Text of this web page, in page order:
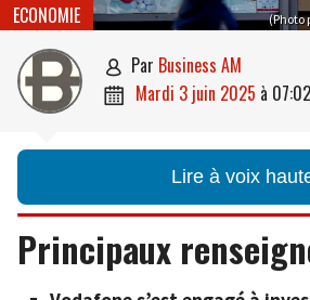
(Photo
ECONOMIE
 par Business AM
 mardi 3 juin 2025 à 07:02
Lire à voix
Principaux